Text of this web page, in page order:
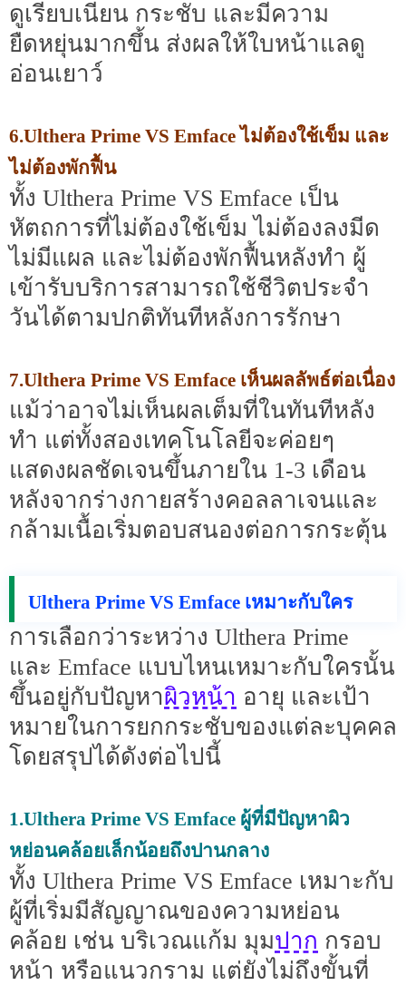
ดูเรียบเนียน กระชับ และมีความ
ยืดหยุ่นมากขึ้น ส่งผลให้ใบหน้าแลดู
อ่อนเยาว์
6.Ulthera Prime VS Emface ไม่ต้องใช้เข็ม และ
ไม่ต้องพักฟื้น
ทั้ง Ulthera Prime VS Emface เป็น
หัตถการที่ไม่ต้องใช้เข็ม ไม่ต้องลงมีด
ไม่มีแผล และไม่ต้องพักฟื้นหลังทำ ผู้
เข้ารับบริการสามารถใช้ชีวิตประจำ
วันได้ตามปกติทันทีหลังการรักษา
7.Ulthera Prime VS Emface เห็นผลลัพธ์ต่อเนื่อง
แม้ว่าอาจไม่เห็นผลเต็มที่ในทันทีหลัง
ทำ แต่ทั้งสองเทคโนโลยีจะค่อยๆ
แสดงผลชัดเจนขึ้นภายใน 1-3 เดือน
หลังจากร่างกายสร้างคอลลาเจนและ
กล้ามเนื้อเริ่มตอบสนองต่อการกระตุ้น
Ulthera Prime VS Emface เหมาะกับใคร
การเลือกว่าระหว่าง Ulthera Prime
และ Emface แบบไหนเหมาะกับใครนั้น
ขึ้นอยู่กับปัญหาผิวหน้า อายุ และเป้า
หมายในการยกกระชับของแต่ละบุคคล
โดยสรุปได้ดังต่อไปนี้
1.Ulthera Prime VS Emface ผู้ที่มีปัญหาผิว
หย่อนคล้อยเล็กน้อยถึงปานกลาง
ทั้ง Ulthera Prime VS Emface เหมาะกับ
ผู้ที่เริ่มมีสัญญาณของความหย่อน
คล้อย เช่น บริเวณแก้ม มุมปาก กรอบ
หน้า หรือแนวกราม แต่ยังไม่ถึงขั้นที่